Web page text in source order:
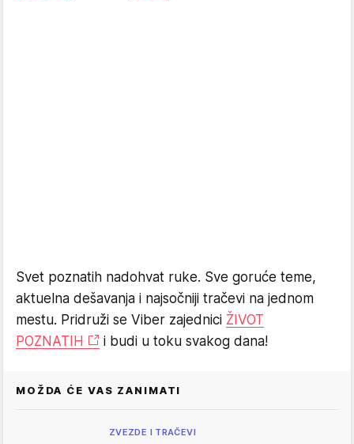
Svet poznatih nadohvat ruke. Sve goruće teme,
aktuelna dešavanja i najsočniji tračevi na jednom
mestu. Pridruži se Viber zajednici ŽIVOT
POZNATIH
i budi u toku svakog dana!
MOŽDA ĆE VAS ZANIMATI
ZVEZDE I TRAČEVI